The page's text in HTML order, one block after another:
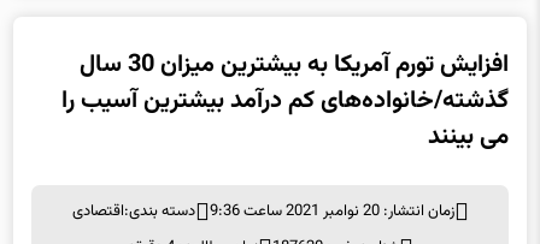
گذشته/خانواده‌‌های کم درآمد بیشترین آسیب را
می بینند
شناسه خبر: 187620
زمان مطالعه: 4 دقیقه